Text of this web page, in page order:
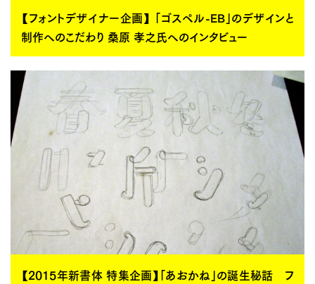
【フォントデザイナー企画】 「ゴスペル-EB」のデザインと
制作へのこだわり 桑原 孝之氏へのインタビュー
【2015年新書体 特集企画】「あおかね」の誕生秘話 フ